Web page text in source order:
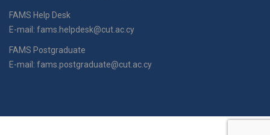
FAMS Help Desk
E-mail: fams.helpdesk@cut.ac.cy
FAMS Postgraduate
E-mail: fams.postgraduate@cut.ac.cy